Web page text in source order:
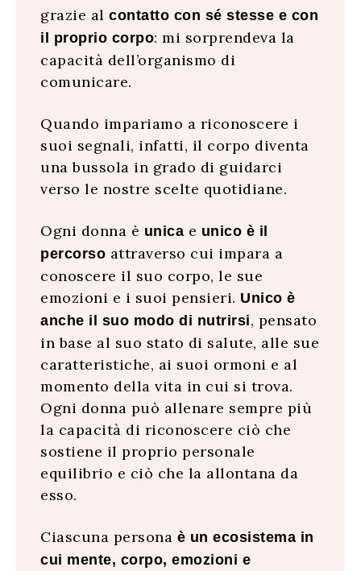
grazie al contatto con sé stesse e con
il proprio corpo: mi sorprendeva la
capacità dell’organismo di
comunicare.
Quando impariamo a riconoscere i
suoi segnali, infatti, il corpo diventa
una bussola in grado di guidarci
verso le nostre scelte quotidiane.
Ogni donna è unica e unico è il
percorso attraverso cui impara a
conoscere il suo corpo, le sue
emozioni e i suoi pensieri. Unico è
anche il suo modo di nutrirsi, pensato
in base al suo stato di salute, alle sue
caratteristiche, ai suoi ormoni e al
momento della vita in cui si trova.
Ogni donna può allenare sempre più
la capacità di riconoscere ciò che
sostiene il proprio personale
equilibrio e ciò che la allontana da
esso.
Ciascuna persona è un ecosistema in
cui mente, corpo, emozioni e